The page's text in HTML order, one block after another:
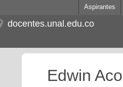
Aspirantes
docentes.unal.edu.co
Edwin